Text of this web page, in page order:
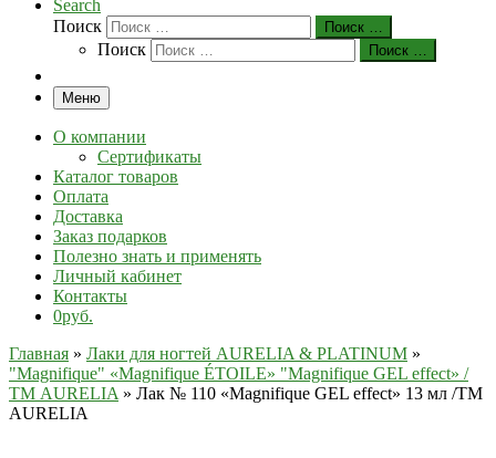
Search
Поиск
Поиск …
Поиск Поиск …
Меню
О компании
Сертификаты
Каталог товаров
Оплата
Доставка
Заказ подарков
Полезно знать и применять
Личный кабинет
Контакты
0руб.
Главная » Лаки для ногтей AURELIA & PLATINUM »
"Magnifique" «Magnifique ÉTOILE» "Magnifique GEL effect» /
ТМ AURELIA » Лак № 110 «Magnifique GEL effect» 13 мл /ТМ
AURELIA